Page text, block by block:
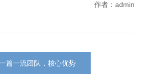
作者：admin
篇一流团队，核心优势